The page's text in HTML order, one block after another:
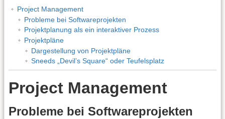
Project Management
Probleme bei Softwareprojekten
Projektplanung als ein interaktiver Prozess
Projektpläne
Dargestellung von Projektpläne
Sneeds „Devil’s Square“ oder Teufelsplatz
Project Management
Probleme bei Softwareprojekten